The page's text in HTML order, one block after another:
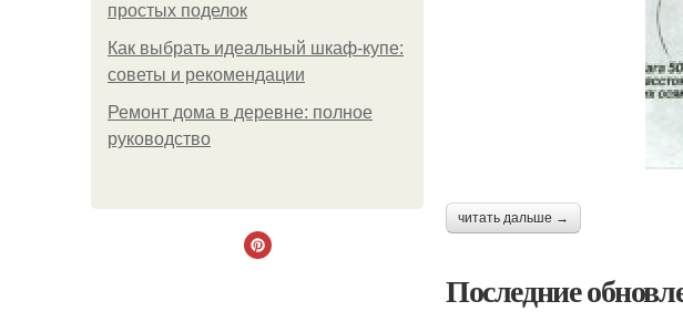
простых поделок
Как выбрать идеальный шкаф-купе:
советы и рекомендации
Ремонт дома в деревне: полное
руководство
читать дальше →
Последние